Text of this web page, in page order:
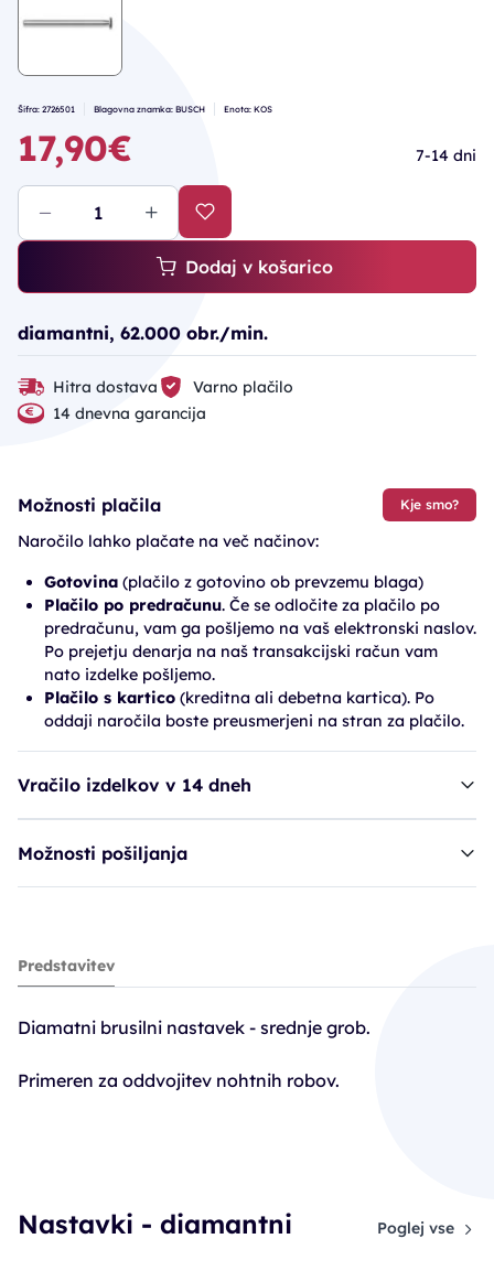
Šifra: 2726501 Blagovna znamka: BUSCH Enota: KOS
17,90€ 7-14 dni
Dodaj v košarico
diamantni, 62.000 obr./min.
Hitra dostava
Varno plačilo
14 dnevna garancija
Možnosti plačila Kje smo?
Naročilo lahko plačate na več načinov:
Gotovina (plačilo z gotovino ob prevzemu blaga)
Plačilo po predračunu. Če se odločite za plačilo po
predračunu, vam ga pošljemo na vaš elektronski naslov.
Po prejetju denarja na naš transakcijski račun vam
nato izdelke pošljemo.
Plačilo s kartico (kreditna ali debetna kartica). Po
oddaji naročila boste preusmerjeni na stran za plačilo.
Vračilo izdelkov v 14 dneh
Možnosti pošiljanja
Ruck nastavek, 818-050 vel. 050
17,90€
Predstavitev
Diamatni brusilni nastavek - srednje grob.
Primeren za oddvojitev nohtnih robov.
Nastavki - diamantni Poglej vse